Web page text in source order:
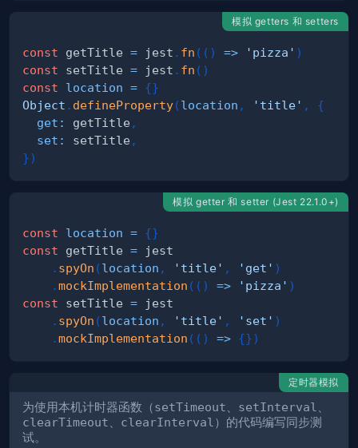
模拟 getters 和 setters
const getTitle = jest . fn ( ( ) => 'pizza' )
const setTitle = jest . fn ( )
const
location = {}
Object . defineProperty(location , 'title' ,
{
get : getTitle ,
set : setTitle ,
})
模拟 getter 和 setter (Jest 22.1.0+)
const location = {}
const getTitle =
. spyOn (location , 'title' , 'get' )
.mockImplementation ( ( ) => 'pizza' )
const setTitle =
. spyOn (location , 'title' , 'set' )
.mockImplementation ( ( ) => {})
定时器模拟
为使用本机计时器函数（setTimeout、 setInterval 、
clearTimeout、 clearInterval ）的代码编写同步测
试。